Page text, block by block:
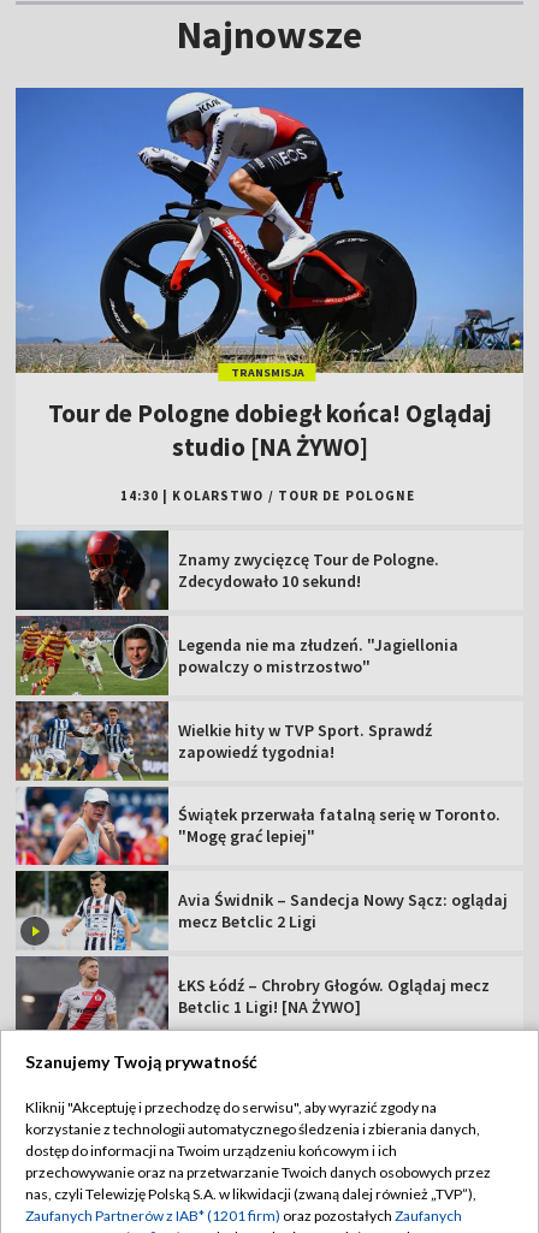
Najnowsze
TRANSMISJA
Tour de Pologne dobiegł końca! Oglądaj
studio [NA ŻYWO]
14:30 KOLARSTWO / TOUR DE POLOGNE
Znamy zwycięzcę Tour de Pologne.
Zdecydowało 10 sekund!
Legenda nie ma złudzeń. "Jagiellonia
powalczy o mistrzostwo"
Wielkie hity w TVP Sport. Sprawdź
zapowiedź tygodnia!
Świątek przerwała fatalną serię w Toronto.
"Mogę grać lepiej"
Avia Świdnik – Sandecja Nowy Sącz: oglądaj
mecz Betclic 2 Ligi
ŁKS Łódź – Chrobry Głogów. Oglądaj mecz
Betclic 1 Ligi! [NA ŻYWO]
TVP
Abonament TVP
Sklep TVP
Regulamin TVP
Polityka prywatności
Szanujemy Twoją prywatność
Kliknij "Akceptuję i przechodzę do serwisu", aby wyrazić zgody na
korzystanie z technologii automatycznego śledzenia i zbierania danych,
dostęp do informacji na Twoim urządzeniu końcowym i ich
przechowywanie oraz na przetwarzanie Twoich danych osobowych przez
nas, czyli Telewizję Polską S.A. w likwidacji (zwaną dalej również „TVP”),
Zaufanych Partnerów z IAB* (1201 firm) oraz pozostałych Zaufanych